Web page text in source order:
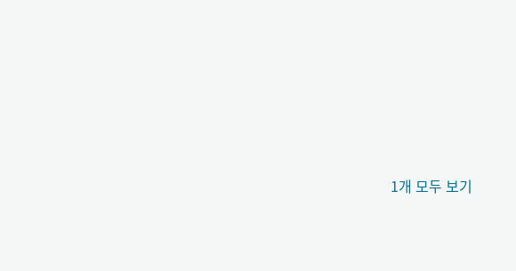
1개 모두 보기